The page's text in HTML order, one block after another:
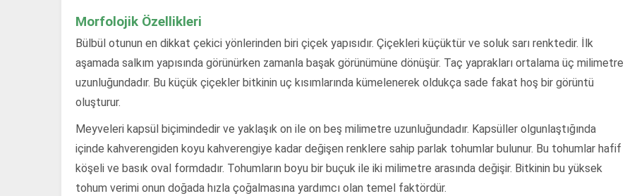
Morfolojik Özellikleri
Bülbül otunun en dikkat çekici yönlerinden biri çiçek yapısıdır. Çiçekleri küçüktür ve soluk sarı renktedir. İlk
aşamada salkım yapısında görünürken zamanla başak görünümüne dönüşür. Taç yaprakları ortalama üç milimetre
uzunluğundadır. Bu küçük çiçekler bitkinin uç kısımlarında kümelenerek oldukça sade fakat hoş bir görüntü
oluşturur.
Meyveleri kapsül biçimindedir ve yaklaşık on ile on beş milimetre uzunluğundadır. Kapsüller olgunlaştığında
içinde kahverengiden koyu kahverengiye kadar değişen renklere sahip parlak tohumlar bulunur. Bu tohumlar hafif
köşeli ve basık oval formdadır. Tohumların boyu bir buçuk ile iki milimetre arasında değişir. Bitkinin bu yüksek
tohum verimi onun doğada hızla çoğalmasına yardımcı olan temel faktördür.